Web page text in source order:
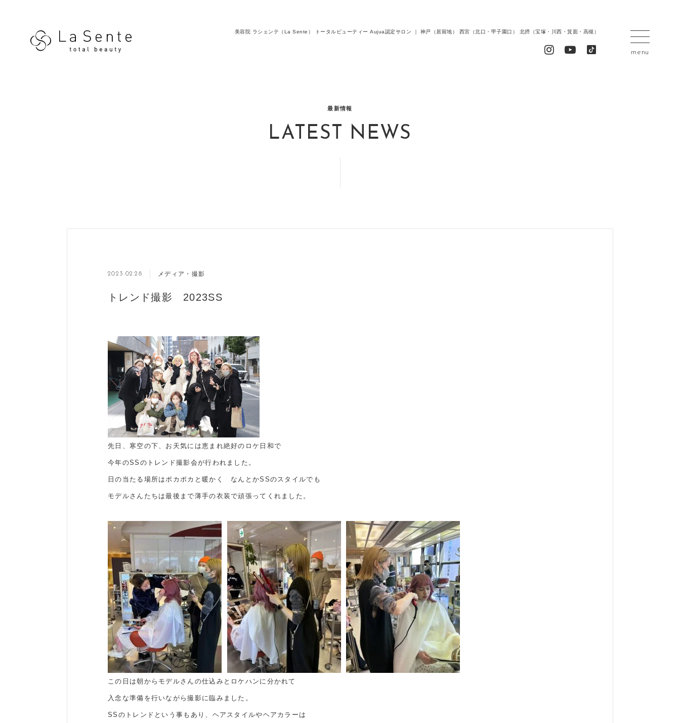
美容院 ラシェンテ（La Sente） トータルビューティー Aujua認定サロン ｜ 神戸（居留地） 西宮（北口・甲子園口） 北摂（宝塚・川西・箕面・高槻）
menu
最新情報
LATEST NEWS
2023.02.28 メディア・撮影
トレンド撮影 2023SS
先日、寒空の下、お天気には恵まれ絶好のロケ日和で
今年のSSのトレンド撮影会が行われました。
日の当たる場所はポカポカと暖かく なんとかSSのスタイルでも
モデルさんたちは最後まで薄手の衣装で頑張ってくれました。
この日は朝からモデルさんの仕込みとロケハンに分かれて
入念な準備を行いながら撮影に臨みました。
SSのトレンドという事もあり、ヘアスタイルやヘアカラーは